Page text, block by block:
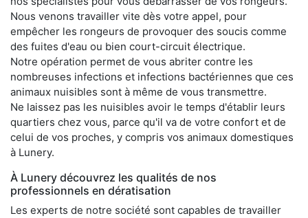
Nous venons travailler vite dès votre appel, pour
empêcher les rongeurs de provoquer des soucis comme
des fuites d'eau ou bien court-circuit électrique.
Notre opération permet de vous abriter contre les
nombreuses infections et infections bactériennes que ces
animaux nuisibles sont à même de vous transmettre.
Ne laissez pas les nuisibles avoir le temps d'établir leurs
quartiers chez vous, parce qu'il va de votre confort et de
celui de vos proches, y compris vos animaux domestiques
à Lunery.
À Lunery découvrez les qualités de nos
professionnels en dératisation
Les experts de notre société sont capables de travailler